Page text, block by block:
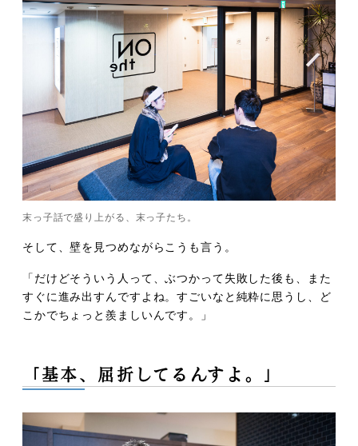
末っ子話で盛り上がる、末っ子たち。
そして、壁を見つめながらこうも言う。
「だけどそういう人って、ぶつかって失敗した後も、また
すぐに進み出すんですよね。すごいなと純粋に思うし、ど
こかでちょっと羨ましいんです。」
「基本、屈折してるんすよ。」